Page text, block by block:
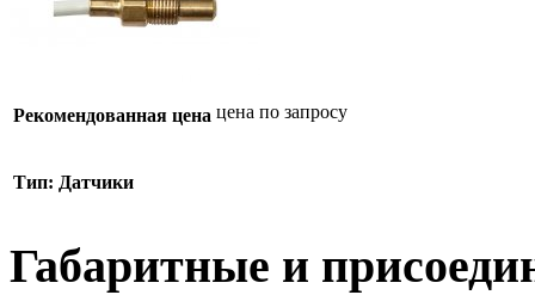
Рекомендованная цена цена по запросу
Тип: Датчики
Габаритные и